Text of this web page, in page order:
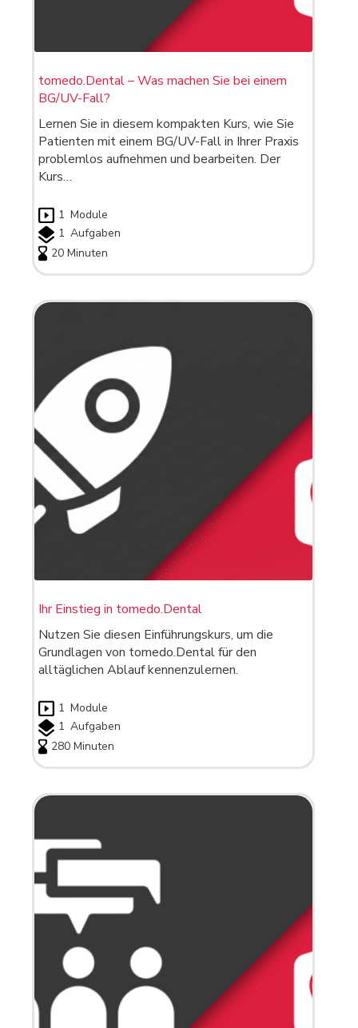
tomedo.Dental – Was machen Sie bei einem
BG/UV-Fall?
Lernen Sie in diesem kompakten Kurs, wie Sie
Patienten mit einem BG/UV-Fall in Ihrer Praxis
problemlos aufnehmen und bearbeiten. Der
Kurs…
1 Module
1 Aufgaben
20 Minuten
Ihr Einstieg in tomedo.Dental
Nutzen Sie diesen Einführungskurs, um die
Grundlagen von tomedo.Dental für den
alltäglichen Ablauf kennenzulernen.
1 Module
1 Aufgaben
280 Minuten